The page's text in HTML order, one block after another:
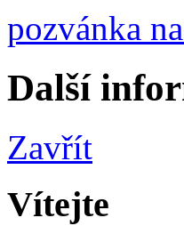
pozvánka
Další
Zavřít
Vítejte